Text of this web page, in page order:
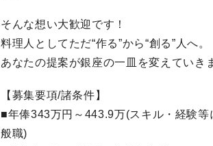
そんな想い大歓迎です！
料理人としてただ“作る”から“創る”人へ。
あなたの提案が銀座の一皿を変えていき
【募集要項/諸条件】
■年俸343万円～443.9万(スキル・経験
般職)